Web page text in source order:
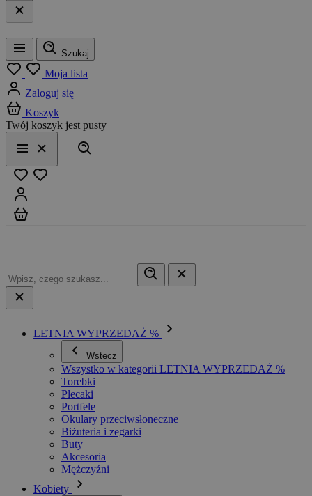
Menu
Szukaj
Moja lista
Zaloguj się
Koszyk
Twój koszyk jest pusty
Menu
Zamknij
LETNIA WYPRZEDAŻ %
Wstecz
Wszystko w kategorii LETNIA WYPRZEDAŻ %
Torebki
Plecaki
Portfele
Okulary przeciwsłoneczne
Biżuteria i zegarki
Buty
Akcesoria
Mężczyźni
Kobiety